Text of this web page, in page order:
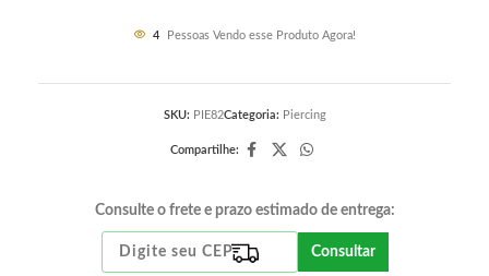
4 Pessoas Vendo esse Produto Agora!
SKU: PIE82Categoria: Piercing
Compartilhe:
Consulte o frete e prazo estimado de entrega:
Consultar